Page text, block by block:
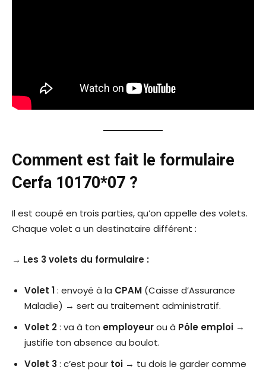
Comment est fait le formulaire
Cerfa 10170*07 ?
Il est coupé en trois parties, qu’on appelle des volets.
Chaque volet a un destinataire différent :
→ Les 3 volets du formulaire :
Volet 1: envoyé à la CPAM (Caisse d’Assurance
Maladie) → sert au traitement administratif.
Volet 2: va à ton employeurou à Pôle emploi →
justifie ton absence au boulot.
Volet 3 : c’est pour toi → tu dois le garder comme